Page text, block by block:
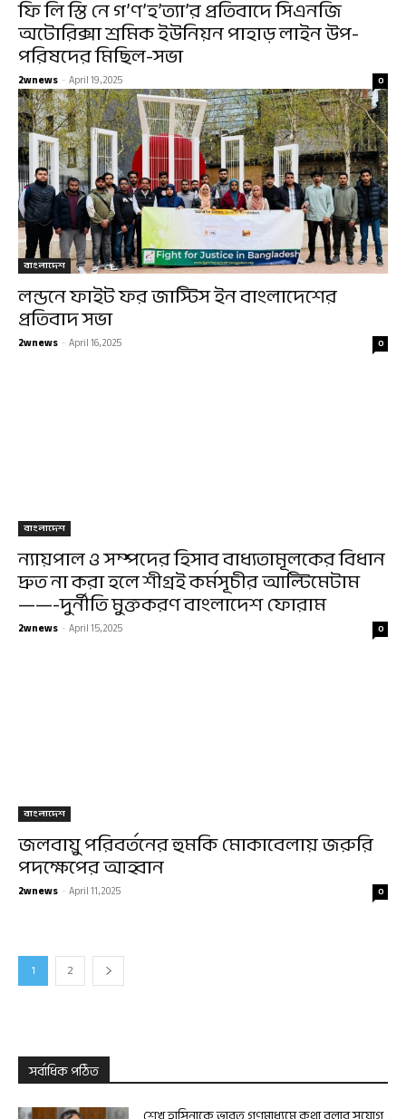
ফি লি স্তি নে গ’ণ’হ’ত্যা’র প্রতিবাদে সিএনজি
অটোরিক্সা শ্রমিক ইউনিয়ন পাহাড় লাইন উপ-
পরিষদের মিছিল-সভা
2wnews -April 19, 2025 0
বাংলাদেশ
লন্ডনে ফাইট ফর জাস্টিস ইন বাংলাদেশের
প্রতিবাদ সভা
2wnews -April 16, 2025 0
বাংলাদেশ
ন্যায়পাল ও সম্পদের হিসাব বাধ্যতামূলকের বিধান
দ্রুত না করা হলে শীগ্রই কর্মসূচীর আল্টিমেটাম
——-দুর্নীতি মুক্তকরণ বাংলাদেশ ফোরাম
2wnews -April 15, 2025 0
বাংলাদেশ
জলবায়ু পরিবর্তনের হুমকি মোকাবেলায় জরুরি
পদক্ষেপের আহ্বান
2wnews -April 11, 2025 0
1 2
সর্বাধিক পঠিত